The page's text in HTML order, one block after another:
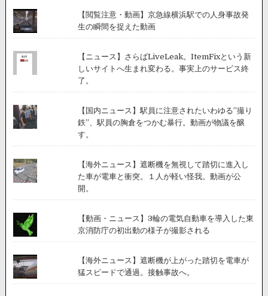
【閲覧注意・動画】京急線横浜駅での人身事故発
生の瞬間を捉えた動画
【ニュース】さらばLiveLeak。ItemFixという新
しいサイトへ生まれ変わる。事実上のサービス終
了。
【国内ニュース】駅員に注意されたいわゆる”撮り
鉄”、駅員の胸倉をつかむ暴行。動画が物議を醸
す。
【海外ニュース】遮断機を無視して踏切に進入し
た車が電車と衝突。１人が軽い怪我。動画が公
開。
【動画・ニュース】3輪の電気自動車を導入した東
京消防庁の初出動の様子が撮影される
【海外ニュース】遮断機が上がった踏切を電車が
猛スピードで通過。接触事故へ。